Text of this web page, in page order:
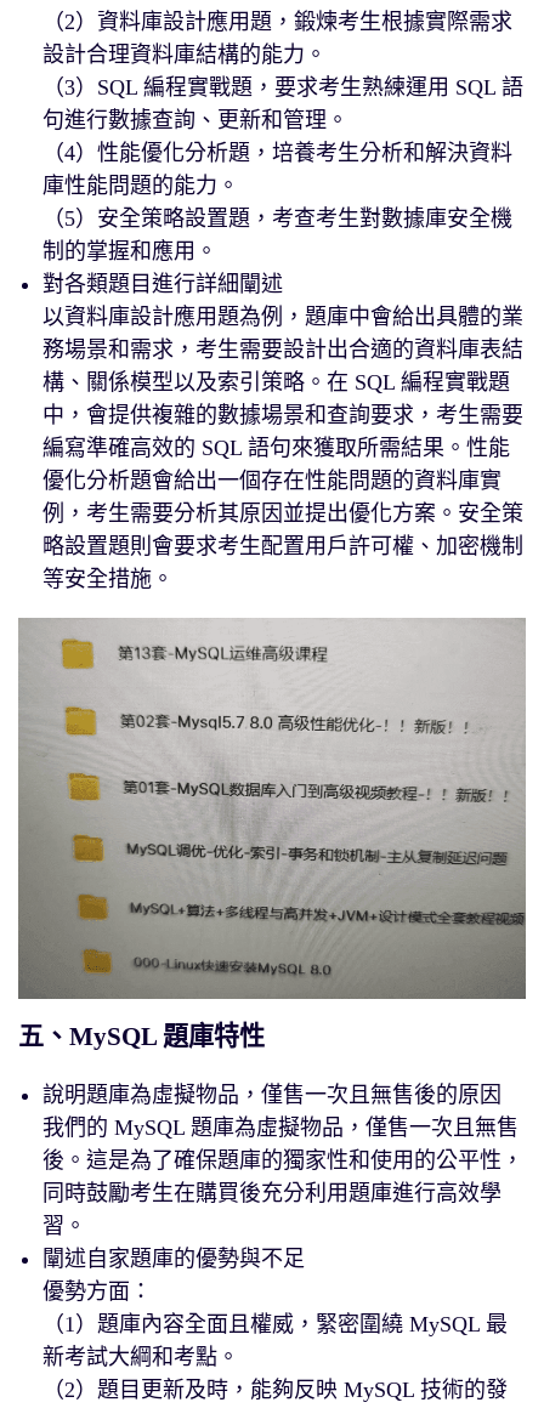
（2）資料庫設計應用題，鍛煉考生根據實際需求
設計合理資料庫結構的能力。
（3）SQL 編程實戰題，要求考生熟練運用 SQL 語
句進行數據查詢、更新和管理。
（4）性能優化分析題，培養考生分析和解決資料
庫性能問題的能力。
（5）安全策略設置題，考查考生對數據庫安全機
制的掌握和應用。
對各類題目進行詳細闡述
以資料庫設計應用題為例，題庫中會給出具體的業
務場景和需求，考生需要設計出合適的資料庫表結
構、關係模型以及索引策略。在 SQL 編程實戰題
中，會提供複雜的數據場景和查詢要求，考生需要
編寫準確高效的 SQL 語句來獲取所需結果。性能
優化分析題會給出一個存在性能問題的資料庫實
例，考生需要分析其原因並提出優化方案。安全策
略設置題則會要求考生配置用戶許可權、加密機制
等安全措施。
五、MySQL 題庫特性
說明題庫為虛擬物品，僅售一次且無售後的原因
我們的 MySQL 題庫為虛擬物品，僅售一次且無售
後。這是為了確保題庫的獨家性和使用的公平性，
同時鼓勵考生在購買後充分利用題庫進行高效學
習。
闡述自家題庫的優勢與不足
優勢方面：
（1）題庫內容全面且權威，緊密圍繞 MySQL 最
新考試大綱和考點。
（2）題目更新及時，能夠反映 MySQL 技術的發